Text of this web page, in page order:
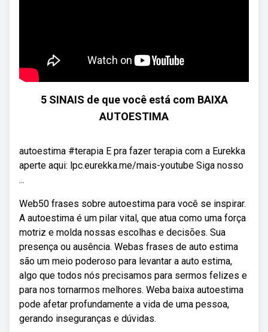
5 SINAIS de que você está com BAIXA
AUTOESTIMA
autoestima #terapia E pra fazer terapia com a Eurekka
aperte aqui: lpc.eurekka.me/mais-youtube Siga nosso
...
Web50 frases sobre autoestima para você se inspirar.
A autoestima é um pilar vital, que atua como uma força
motriz e molda nossas escolhas e decisões. Sua
presença ou ausência. Webas frases de auto estima
são um meio poderoso para levantar a auto estima,
algo que todos nós precisamos para sermos felizes e
para nos tornarmos melhores. Weba baixa autoestima
pode afetar profundamente a vida de uma pessoa,
gerando inseguranças e dúvidas.